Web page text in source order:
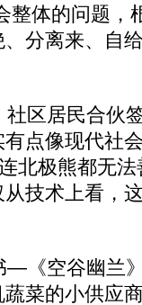
整体的问题，
、分离来、
区居民合伙
点像现代社
北极熊都无
技术上看，
《空谷幽兰
菜的小供应